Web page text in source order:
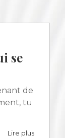
se
de
tu
Lire plus